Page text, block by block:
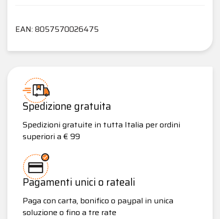
EAN: 8057570026475
Spedizione gratuita
Spedizioni gratuite in tutta Italia per ordini
superiori a € 99
Pagamenti unici o rateali
Paga con carta, bonifico o paypal in unica
soluzione o fino a tre rate